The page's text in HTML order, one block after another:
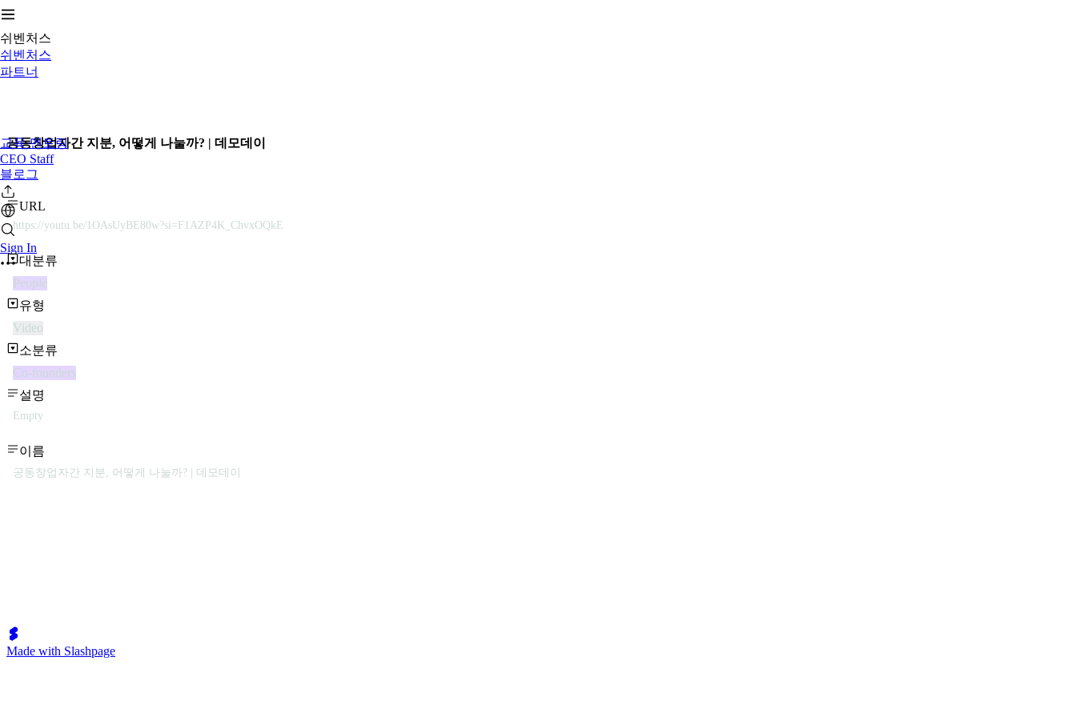
쉬벤처스
쉬벤처스
파트너
교육·멘토링
CEO Staff
블로그
Sign In
공동창업자간 지분, 어떻게 나눌까? | 데모데이
URL
https://youtu.be/1OAsUyBE80w?si=F1AZP4K_ChvxOQkE
대분류
People
유형
Video
소분류
Co-founders
설명
Empty
이름
공동창업자간 지분, 어떻게 나눌까? | 데모데이
Made with Slashpage